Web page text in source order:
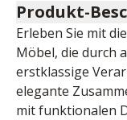
Produkt-
Erleben Sie mit
Möbel, die durch
erstklassige
elegante
mit funktionalen